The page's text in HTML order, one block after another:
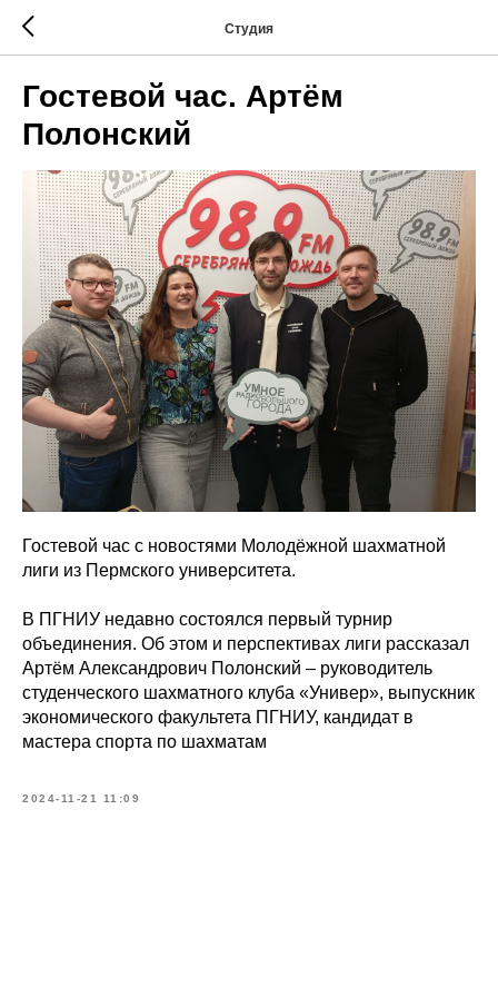
Студия
Гостевой час. Артём
Полонский
Гостевой час с новостями Молодёжной шахматной
лиги из Пермского университета.
В ПГНИУ недавно состоялся первый турнир
объединения. Об этом и перспективах лиги рассказал
Артём Александрович Полонский – руководитель
студенческого шахматного клуба «Универ», выпускник
экономического факультета ПГНИУ, кандидат в
мастера спорта по шахматам
2024-11-21 11:09